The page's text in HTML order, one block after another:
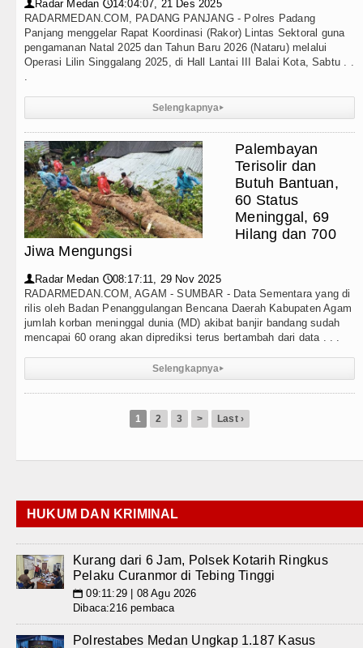
👤 Radar Medan 🕔14:04:07, 21 Des 2025
RADARMEDAN.COM, PADANG PANJANG - Polres Padang
Panjang menggelar Rapat Koordinasi (Rakor) Lintas Sektoral guna
pengamanan Natal 2025 dan Tahun Baru 2026 (Nataru) melalui
Operasi Lilin Singgalang 2025, di Hall Lantai III Balai Kota, Sabtu . .
.
Selengkapnya▸
Palembayan
Terisolir dan
Butuh Bantuan,
60 Status
Meninggal, 69
Hilang dan 700
Jiwa Mengungsi
👤 Radar Medan 🕔08:17:11, 29 Nov 2025
RADARMEDAN.COM, AGAM - SUMBAR - Data Sementara yang di
rilis oleh Badan Penanggulangan Bencana Daerah Kabupaten Agam
jumlah korban meninggal dunia (MD) akibat banjir bandang sudah
mencapai 60 orang akan diprediksi terus bertambah dari data . . .
Selengkapnya▸
1 2 3 > Last ›
HUKUM DAN KRIMINAL
Kurang dari 6 Jam, Polsek Kotarih Ringkus
Pelaku Curanmor di Tebing Tinggi
📅 09:11:29 | 08 Agu 2026
Dibaca:216 pembaca
Polrestabes Medan Ungkap 1.187 Kasus